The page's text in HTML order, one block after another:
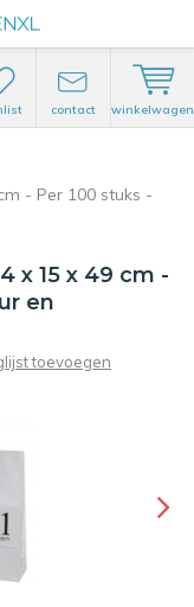
contact winkelwagen
- Per 100 stuks -
x 15 x 49 cm -
en
toevoegen